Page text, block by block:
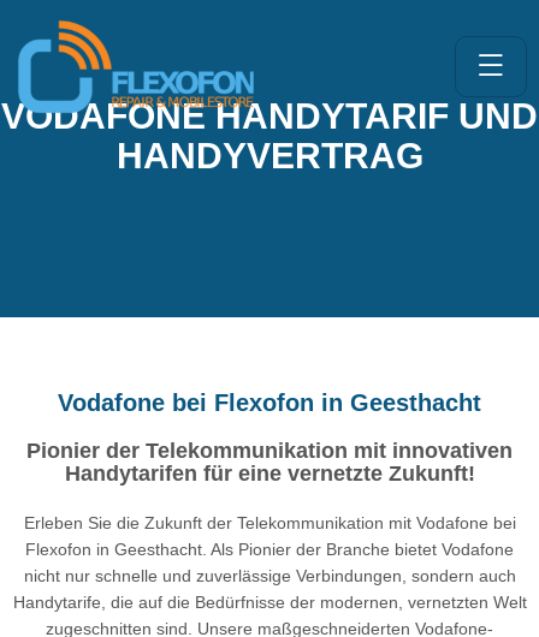
VODAFONE HANDYTARIF UND
HANDYVERTRAG
Vodafone bei Flexofon in Geesthacht
Pionier der Telekommunikation mit innovativen
Handytarifen für eine vernetzte Zukunft!
Erleben Sie die Zukunft der Telekommunikation mit Vodafone bei
Flexofon in Geesthacht. Als Pionier der Branche bietet Vodafone
nicht nur schnelle und zuverlässige Verbindungen, sondern auch
Handytarife, die auf die Bedürfnisse der modernen, vernetzten Welt
zugeschnitten sind. Unsere maßgeschneiderten Vodafone-